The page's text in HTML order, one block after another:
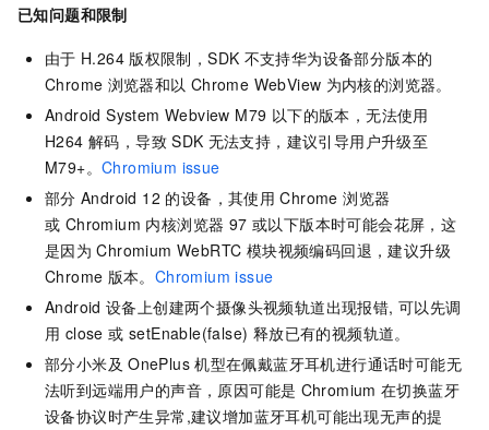
已知问题和限制
由于 H.264 版权限制，SDK 不支持华为设备部分版本的
Chrome 浏览器和以 Chrome WebView 为内核的浏览器。
Android System Webview M79 以下的版本，无法使用
H264 解码，导致 SDK 无法支持，建议引导用户升级至
M79+。 Chromium issue
部分 Android 12 的设备，其使用 Chrome 浏览器
或 Chromium 内核浏览器 97 或以下版本时可能会花屏，这
是因为 Chromium WebRTC 模块视频编码回退，建议升级
Chrome 版本。 Chromium issue
Android 设备上创建两个摄像头视频轨道出现报错, 可以先调
用 close 或 setEnable(false) 释放已有的视频轨道。
部分小米及 OnePlus 机型在佩戴蓝牙耳机进行通话时可能无
法听到远端用户的声音，原因可能是 Chromium 在切换蓝牙
设备协议时产生异常,建议增加蓝牙耳机可能出现无声的提